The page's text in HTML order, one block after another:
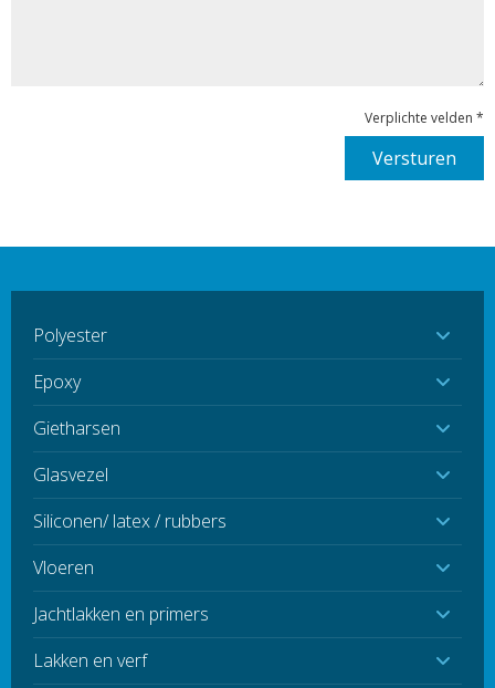
Verplichte velden *
Polyester
Epoxy
Gietharsen
Glasvezel
Siliconen/ latex / rubbers
Vloeren
Jachtlakken en primers
Lakken en verf